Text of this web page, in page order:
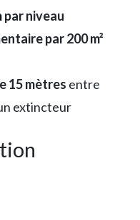
par niveau
par 200 m²
15 mètres entre
extincteur